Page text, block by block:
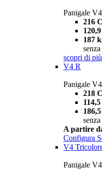
Panigale
216
187
scopri di più
V4 R
Panigale
218
A partire
Configura
V4
Panigale